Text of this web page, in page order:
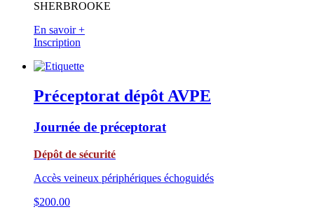
SHERBROOKE
En savoir +
Inscription
Préceptorat dépôt AVPE
Journée de préceptorat
Dépôt de sécurité
Accès veineux périphériques échoguidés
$200.00